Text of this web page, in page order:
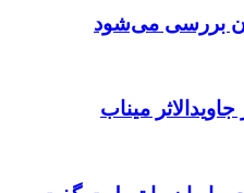
بررسی می‌شود
میناب